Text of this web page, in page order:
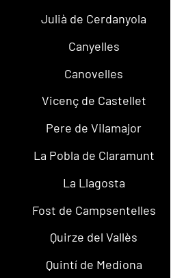
Julià de Cerdanyola
Canyelles
Canovelles
Vicenç de Castellet
Pere de Vilamajor
La Pobla de Claramunt
La Llagosta
Fost de Campsentelles
Quirze del Vallès
Quintí de Mediona